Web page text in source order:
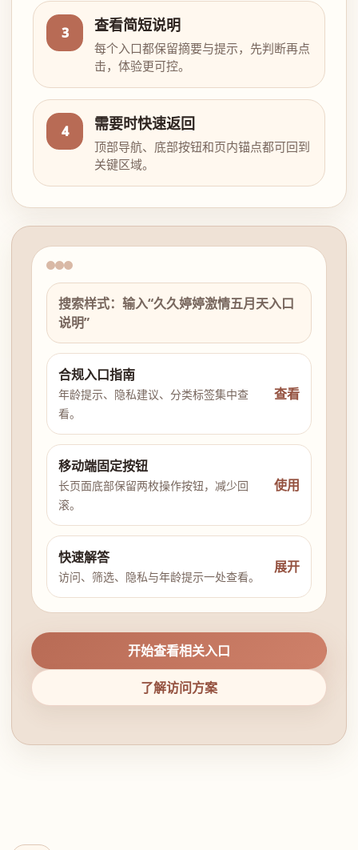
3 查看简短说明
每个入口都保留摘要与提示，先判断再点
击，体验更可控。
4 需要时快速返回
顶部导航、底部按钮和页内锚点都可回到
关键区域。
搜索样式：输入“久久婷婷激情五月天入口
说明”
合规入口指南
年龄提示、隐私建议、分类标签集中查
看。
查看
移动端固定按钮
长页面底部保留两枚操作按钮，减少回
滚。
使用
快速解答
访问、筛选、隐私与年龄提示一处查看。
展开
开始查看相关入口
了解访问方案